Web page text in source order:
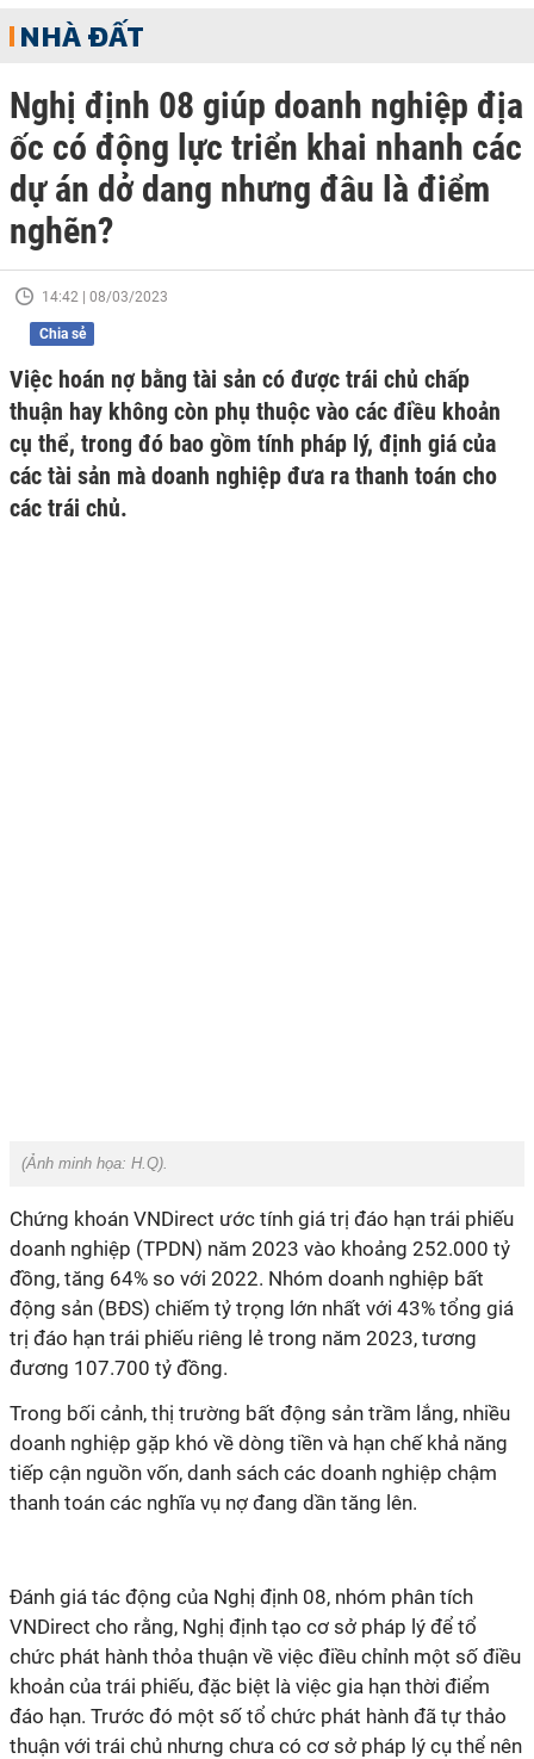
NHÀ ĐẤT
Nghị định 08 giúp doanh nghiệp địa
ốc có động lực triển khai nhanh các
dự án dở dang nhưng đâu là điểm
nghẽn?
14:42 | 08/03/2023
Chia sẻ
Việc hoán nợ bằng tài sản có được trái chủ chấp
thuận hay không còn phụ thuộc vào các điều khoản
cụ thể, trong đó bao gồm tính pháp lý, định giá của
các tài sản mà doanh nghiệp đưa ra thanh toán cho
các trái chủ.
(Ảnh minh họa: H.Q).
Chứng khoán VNDirect ước tính giá trị đáo hạn trái phiếu
doanh nghiệp (TPDN) năm 2023 vào khoảng 252.000 tỷ
đồng, tăng 64% so với 2022. Nhóm doanh nghiệp bất
động sản (BĐS) chiếm tỷ trọng lớn nhất với 43% tổng giá
trị đáo hạn trái phiếu riêng lẻ trong năm 2023, tương
đương 107.700 tỷ đồng.
Trong bối cảnh, thị trường bất động sản trầm lắng, nhiều
doanh nghiệp gặp khó về dòng tiền và hạn chế khả năng
tiếp cận nguồn vốn, danh sách các doanh nghiệp chậm
thanh toán các nghĩa vụ nợ đang dần tăng lên.
Đánh giá tác động của Nghị định 08, nhóm phân tích
VNDirect cho rằng, Nghị định tạo cơ sở pháp lý để tổ
chức phát hành thỏa thuận về việc điều chỉnh một số điều
khoản của trái phiếu, đặc biệt là việc gia hạn thời điểm
đáo hạn. Trước đó một số tổ chức phát hành đã tự thảo
thuận với trái chủ nhưng chưa có cơ sở pháp lý cụ thể nên